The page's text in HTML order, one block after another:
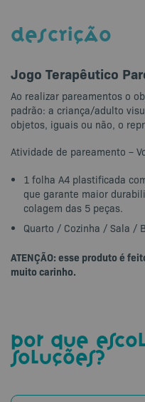
DESCRIÇÃO
Jogo Terapêutico
Ao realizar pareamentos o
padrão: a criança/adulto
objetos, iguais ou não, o
Atividade de pareamento –
1 folha A4 plastificada
que garante maior
colagem das 5 peças.
Quarto / Cozinha / Sala /
ATENÇÃO: esse produto é
muito carinho.
por que
soluções?